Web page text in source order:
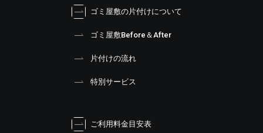
ゴミ屋敷の片付けについて
ゴミ屋敷Before＆After
片付けの流れ
特別サービス
ご利用料金目安表